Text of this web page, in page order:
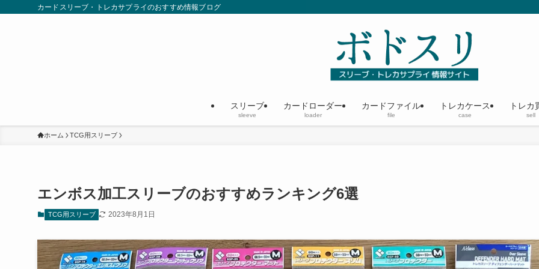
カードスリーブ・トレカサプライのおすすめ情報ブログ
スリーブ
sleeve
カードローダー
loader
カードファイル
file
トレカケース
case
トレカ
sell
ホーム TCG用スリーブ
エンボス加工スリーブのおすすめランキング6選
TCG用スリーブ 2023年8月1日